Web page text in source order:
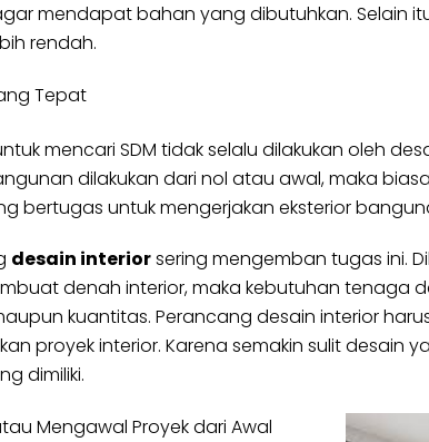
mendapat bahan yang dibutuhkan. Selain
rendah.
Tepat
mencari SDM tidak selalu dilakukan oleh
dilakukan dari nol atau awal, maka
bertugas untuk mengerjakan eksterior
desain interiorsering mengemban tugas ini.
denah interior, maka kebutuhan tenaga
kuantitas. Perancang desain interior
proyek interior. Karena semakin sulit desain
dimiliki.
Mengawal Proyek dari Awal